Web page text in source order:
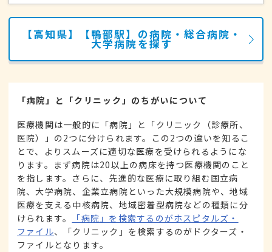
【高知県】【鴨部駅】の病院・総合病院・
大学病院を探す
「病院」と「クリニック」のちがいについて
医療機関は一般的に「病院」と「クリニック（診療所、
医院）」の2つに分けられます。この2つの違いを知るこ
とで、よりスムーズに適切な医療を受けられるようにな
ります。まず病院は20以上の病床を持つ医療機関のこと
を指します。さらに、先進的な医療に取り組む国立病
院、大学病院、企業立病院といった大規模病院や、地域
医療を支える中核病院、地域密着型病院などの種類に分
けられます。
「病院」を検索するのがホスピタルズ・
ファイル、「クリニック」を検索するのがドクターズ・
ファイルとなります。